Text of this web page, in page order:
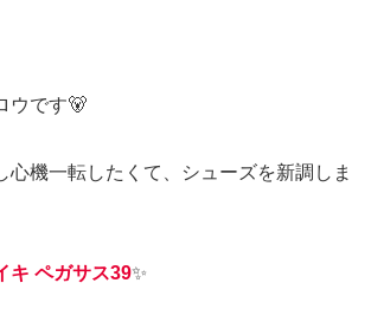
ウです🐻
心機一転したくて、シューズを新調しま
キ ペガサス39✨